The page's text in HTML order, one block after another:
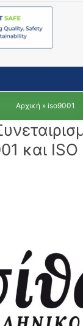
Αρχική » iso9001
και